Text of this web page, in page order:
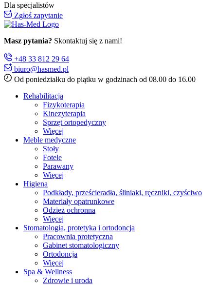
Dla specjalistów
Zgłoś zapytanie
Masz pytania? Skontaktuj się z nami!
+48 33 812 29 64
biuro@hasmed.pl
Od poniedziałku do piątku w godzinach od 08.00 do 16.00
Rehabilitacja
Fizykoterapia
Kinezyterapia
Sprzęt ortopedyczny
Więcej
Meble medyczne
Stoły
Fotele
Parawany
Więcej
Higiena
Podkłady, prześcieradła, śliniaki, ręczniki, czyściwo
Materiały opatrunkowe
Odzież ochronna
Więcej
Stomatologia, protetyka i ortodoncja
Pracownia protetyczna
Gabinet stomatologiczny
Ortodoncja
Więcej
Spa & Wellness
Zdrowie i uroda